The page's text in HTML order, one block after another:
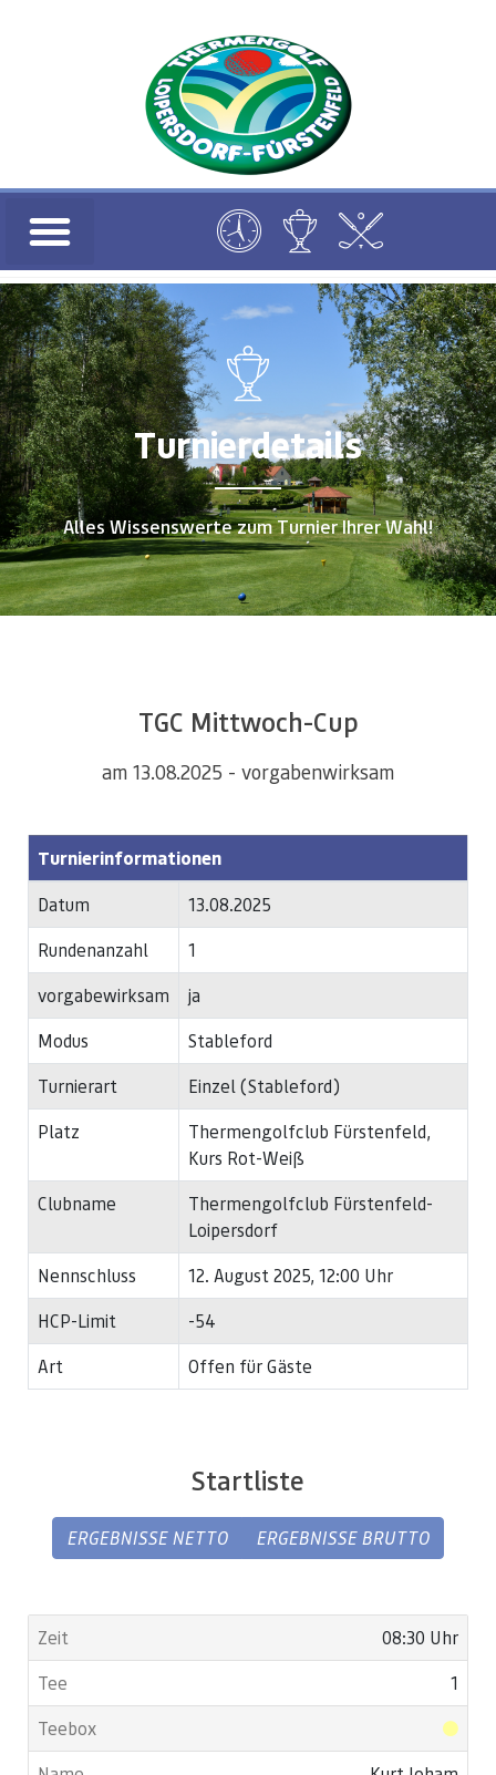
Turnierdetails
Alles Wissenswerte zum Turnier Ihrer Wahl!
TGC Mittwoch-Cup
am 13.08.2025 - vorgabenwirksam
Turnierinformationen
Datum
13.08.2025
Rundenanzahl
1
vorgabewirksam
ja
Modus
Stableford
Turnierart
Einzel (Stableford)
Platz
Thermengolfclub Fürstenfeld,
Kurs Rot-Weiß
Clubname
Thermengolfclub Fürstenfeld-
Loipersdorf
Nennschluss
12. August 2025, 12:00 Uhr
HCP-Limit
-54
Art
Offen für Gäste
Startliste
ERGEBNISSE NETTO ERGEBNISSE BRUTTO
08:30 Uhr
1